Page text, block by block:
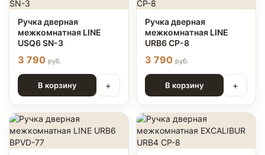
Ручка дверная
межкомнатная LINE
USQ6 SN-3
3 790 руб.
В корзину +
Ручка дверная
межкомнатная LINE
URB6 CP-8
3 790 руб.
В корзину +